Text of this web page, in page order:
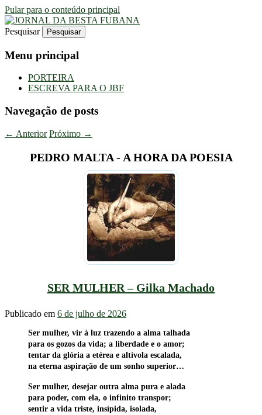
Pular para o conteúdo principal
JORNAL DA BESTA FUBANA
Uma Gazeta Escrota
Pesquisar
Menu principal
PORTEIRA
ESCREVA PARA O JBF
Navegação de posts
← Anterior Próximo →
PEDRO MALTA - A HORA DA POESIA
SER MULHER – Gilka Machado
Publicado em 6 de julho de 2026
Ser mulher, vir à luz trazendo a alma talhada
para os gozos da vida; a liberdade e o amor;
tentar da glória a etérea e altívola escalada,
na eterna aspiração de um sonho superior…
Ser mulher, desejar outra alma pura e alada
para poder, com ela, o infinito transpor;
sentir a vida triste, insípida, isolada,